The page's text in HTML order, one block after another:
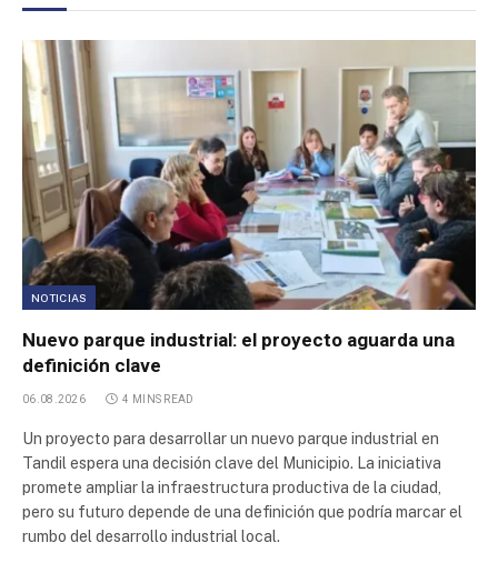
NOTICIAS
Nuevo parque industrial: el proyecto aguarda una
definición clave
06.08.2026 4 MINS READ
Un proyecto para desarrollar un nuevo parque industrial en
Tandil espera una decisión clave del Municipio. La iniciativa
promete ampliar la infraestructura productiva de la ciudad,
pero su futuro depende de una definición que podría marcar el
rumbo del desarrollo industrial local.